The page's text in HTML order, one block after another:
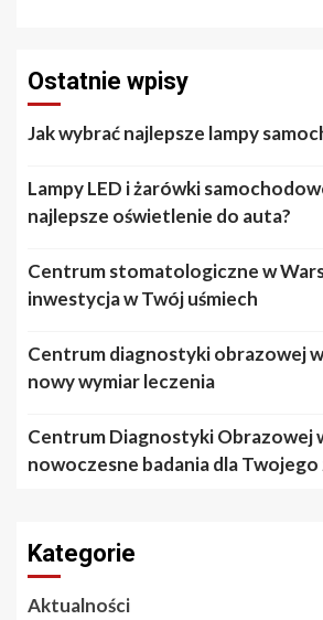
Ostatnie wpisy
Jak wybrać najlepsze lampy
Lampy LED i żarówki
najlepsze oświetlenie do auta?
Centrum stomatologiczne w
inwestycja w Twój uśmiech
Centrum diagnostyki obrazowej
nowy wymiar leczenia
Centrum Diagnostyki Obrazowej
nowoczesne badania dla
Kategorie
Aktualności